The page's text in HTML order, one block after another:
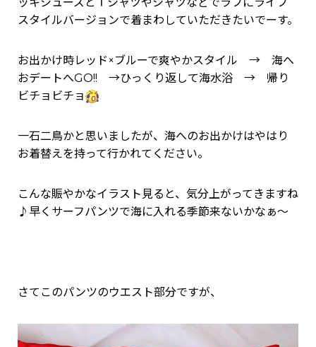
スタイルバージョンで着まわしていただきたいでーす。
お出かけ時レッド×ブルーで爽やかスタイル → 海へ
おデートへGO!! →ひっくり返して海水浴 → 帰り
ビチョビチョ
一石二鳥かと思いましたが、海へのお出かけはやはり
お着替えを持って行かれてください。
こんな賑やかなイラスト見ると、気分上がってきますね
♪早くサーフパンツで海に入れる季節来ないかなぁ～
さてこのパンツのウエスト部分ですが、